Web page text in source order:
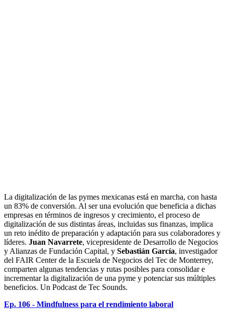
La digitalización de las pymes mexicanas está en marcha, con hasta
un 83% de conversión. Al ser una evolución que beneficia a dichas
empresas en términos de ingresos y crecimiento, el proceso de
digitalización de sus distintas áreas, incluidas sus finanzas, implica
un reto inédito de preparación y adaptación para sus colaboradores y
líderes. Juan Navarrete, vicepresidente de Desarrollo de Negocios
y Alianzas de Fundación Capital, y Sebastián García, investigador
del FAIR Center de la Escuela de Negocios del Tec de Monterrey,
comparten algunas tendencias y rutas posibles para consolidar e
incrementar la digitalización de una pyme y potenciar sus múltiples
beneficios. Un Podcast de Tec Sounds.
Ep. 106 - Mindfulness para el rendimiento laboral